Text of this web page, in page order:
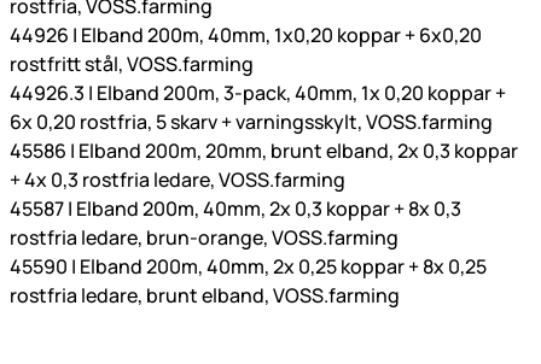
rostfria, VOSS.farming
44926 | Elband 200m, 40mm, 1x0,20 koppar + 6x0,20
rostfritt stål, VOSS.farming
44926.3 | Elband 200m, 3-pack, 40mm, 1x 0,20 koppar +
6x 0,20 rostfria, 5 skarv + varningsskylt, VOSS.farming
45586 | Elband 200m, 20mm, brunt elband, 2x 0,3 koppar
+ 4x 0,3 rostfria ledare, VOSS.farming
45587 | Elband 200m, 40mm, 2x 0,3 koppar + 8x 0,3
rostfria ledare, brun-orange, VOSS.farming
45590 | Elband 200m, 40mm, 2x 0,25 koppar + 8x 0,25
rostfria ledare, brunt elband, VOSS.farming